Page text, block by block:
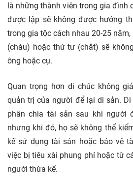
là những thành viên trong gia đình
được lập sẽ không được hưởng
trong gia tộc cách nhau 20-25
(cháu) hoặc thứ tư (chắt) sẽ
ông hoặc cụ.
Quan trọng hơn di chúc không
quản trị của người để lại di sản.
phân chia tài sản sau khi người
nhưng khi đó, họ sẽ không thể
kế sử dụng tài sản hoặc bảo vệ
việc bị tiêu xài phung phí hoặc từ
người thừa kế.